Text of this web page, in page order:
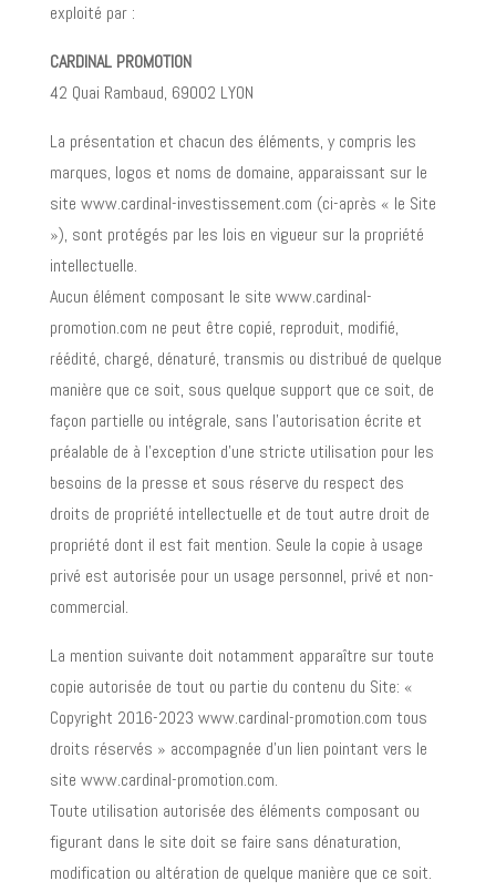
exploité par :
CARDINAL PROMOTION
42 Quai Rambaud, 69002 LYON
La présentation et chacun des éléments, y compris les
marques, logos et noms de domaine, apparaissant sur le
site www.cardinal-investissement.com (ci-après « le Site
»), sont protégés par les lois en vigueur sur la propriété
intellectuelle.
Aucun élément composant le site www.cardinal-
promotion.com ne peut être copié, reproduit, modifié,
réédité, chargé, dénaturé, transmis ou distribué de quelque
manière que ce soit, sous quelque support que ce soit, de
façon partielle ou intégrale, sans l’autorisation écrite et
préalable de à l’exception d’une stricte utilisation pour les
besoins de la presse et sous réserve du respect des
droits de propriété intellectuelle et de tout autre droit de
propriété dont il est fait mention. Seule la copie à usage
privé est autorisée pour un usage personnel, privé et non-
commercial.
La mention suivante doit notamment apparaître sur toute
copie autorisée de tout ou partie du contenu du Site: «
Copyright 2016-2023 www.cardinal-promotion.com tous
droits réservés » accompagnée d’un lien pointant vers le
site www.cardinal-promotion.com.
Toute utilisation autorisée des éléments composant ou
figurant dans le site doit se faire sans dénaturation,
modification ou altération de quelque manière que ce soit.